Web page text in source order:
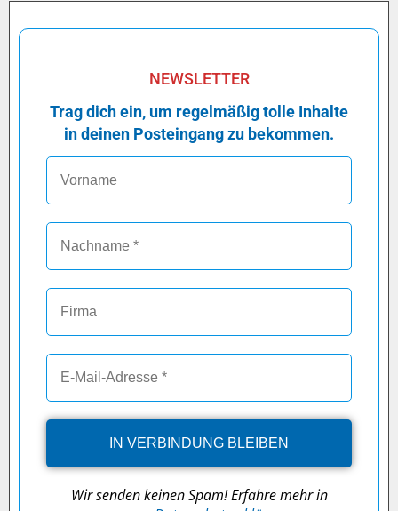
NEWSLETTER
Trag dich ein, um regelmäßig tolle Inhalte
in deinen Posteingang zu bekommen.
Wir senden keinen Spam! Erfahre mehr in